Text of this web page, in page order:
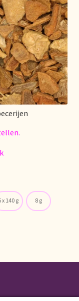
x 140 g 8 g